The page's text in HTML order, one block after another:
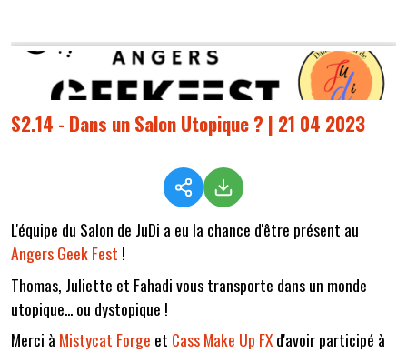
S2.14 - Dans un Salon Utopique ? | 21 04 2023
L'équipe du Salon de JuDi a eu la chance d'être présent au
Angers Geek Fest !
Thomas, Juliette et Fahadi vous transporte dans un monde
utopique... ou dystopique !
Merci à Mistycat Forge et Cass Make Up FXd'avoir participé à